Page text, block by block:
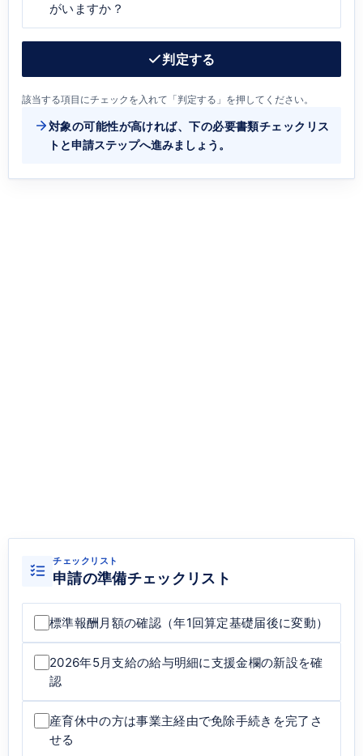
がいますか？
判定する
該当する項目にチェックを入れて「判定する」を押してください。
対象の可能性が高ければ、下の必要書類チェックリス
トと申請ステップへ進みましょう。
チェックリスト
申請の準備チェックリスト
標準報酬月額の確認（年1回算定基礎届後に変動）
2026年5月支給の給与明細に支援金欄の新設を確
認
産育休中の方は事業主経由で免除手続きを完了さ
せる